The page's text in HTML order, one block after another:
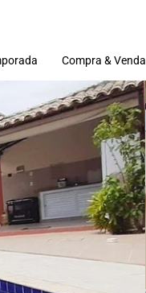
Compra & Venda
Imóveis
Terrenos